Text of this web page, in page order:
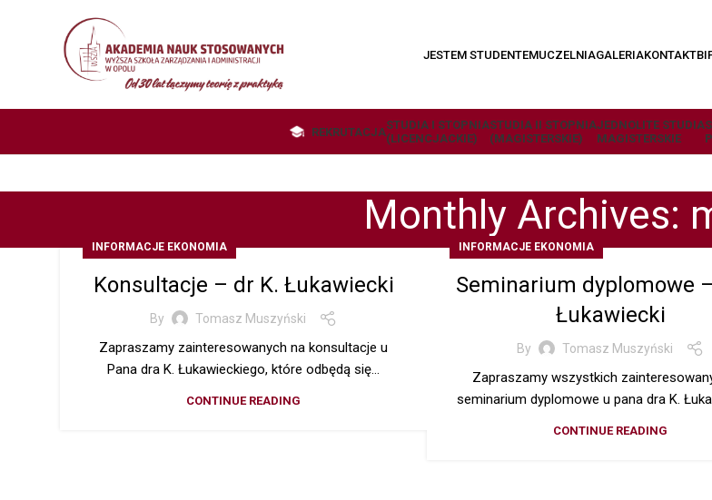
JESTEM STUDENTEMUCZELNIAGALERIAKONTAKT
REKRUTACJASTUDIA I STOPNIA
(LICENCJACKIE)
STUDIA II STOPNIA
(MAGISTERSKIE)
JEDNOLITE STUDIA
MAGISTERSKIE
Monthly Archives:
INFORMACJE EKONOMIA
Konsultacje – dr K. Łukawiecki
By Tomasz Muszyński
Zapraszamy zainteresowanych na konsultacje u
Pana dra K. Łukawieckiego, które odbędą się...
CONTINUE READING
INFORMACJE EKONOMIA
Seminarium dyplomowe
Łukawiecki
By Tomasz Muszyński
Zapraszamy wszystkich
seminarium dyplomowe u pana dra K.
CONTINUE READING